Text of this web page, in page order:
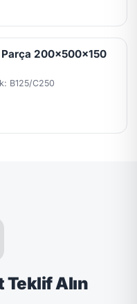
Parça 200x500x150
B125/C250
Teklif Alın